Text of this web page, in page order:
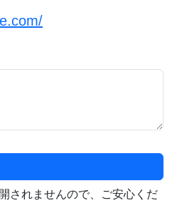
されませんので、ご安心くだ